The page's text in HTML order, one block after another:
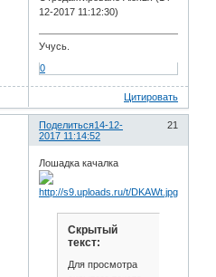
12-2017 11:12:30)
Учусь.
0
Цитировать
Поделиться 21
14-12-
2017 11:14:52
Лошадка качалка
Скрытый
текст:
Для просмотра